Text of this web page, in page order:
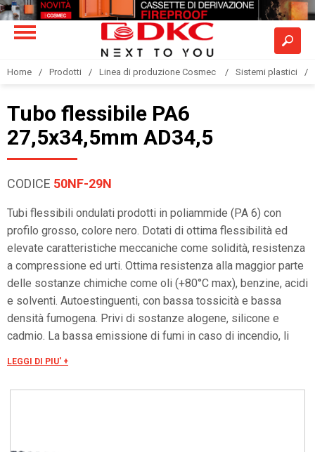
Home Prodotti Linea di produzione Cosmec Sistemi plastici
Tubo flessibile PA6
27,5x34,5mm AD34,5
CODICE 50NF-29N
Tubi flessibili ondulati prodotti in poliammide (PA 6) con
profilo grosso, colore nero. Dotati di ottima flessibilità ed
elevate caratteristiche meccaniche come solidità, resistenza
a compressione ed urti. Ottima resistenza alla maggior parte
delle sostanze chimiche come oli (+80°C max), benzine, acidi
e solventi. Autoestinguenti, con bassa tossicità e bassa
densità fumogena. Privi di sostanze alogene, silicone e
cadmio. La bassa emissione di fumi in caso di incendio, li
Superfici interne ed esterne ondulate consentono un ottimo
LEGGI DI PIU' +